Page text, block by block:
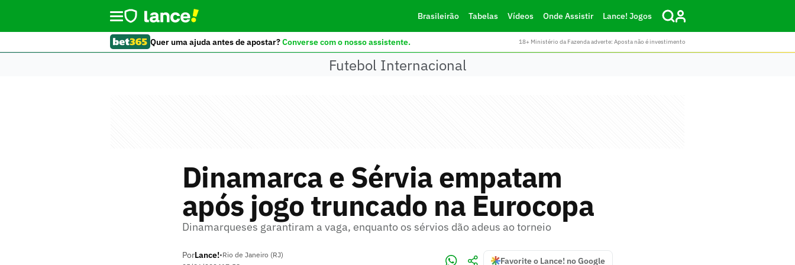
Brasileirão Tabelas Vídeos Onde Assistir Lance! Jogos
Quer uma ajuda antes de apostar?Converse com o nosso assistente. 18+ Ministério da Fazenda adverte: Aposta não é investimento
Futebol Internacional
Dinamarca e Sérvia empatam
após jogo truncado na Eurocopa
Dinamarqueses garantiram a vaga, enquanto os sérvios dão adeus ao torneio
PorLance!•Rio de Janeiro (RJ)
Favorite o Lance! no Google